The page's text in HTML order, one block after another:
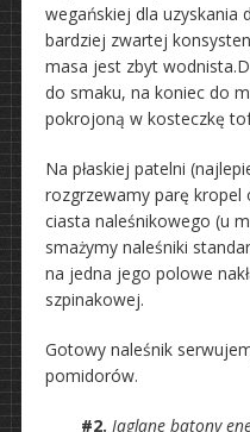
wegańskiej dla uzyskania
bardziej zwartej
masa jest zbyt
do smaku, na koniec do
pokrojoną w kosteczkę
Na płaskiej patelni
rozgrzewamy parę kropel
ciasta naleśnikowego (u
smażymy naleśniki
na jedna jego polowe
szpinakowej.
Gotowy naleśnik
pomidorów.
#2. Jaglane batony